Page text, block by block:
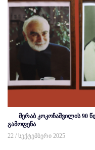
მერაბ კოკოჩაშვილის 90
გამოფენა
22 / სექტემბერი 2025